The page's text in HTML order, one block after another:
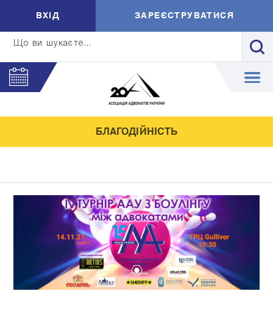
Що ви шукаєте...
ВXIД ЗАРЕЄСТРУВАТИСЯ
БЛАГОДІЙНІСТЬ
1